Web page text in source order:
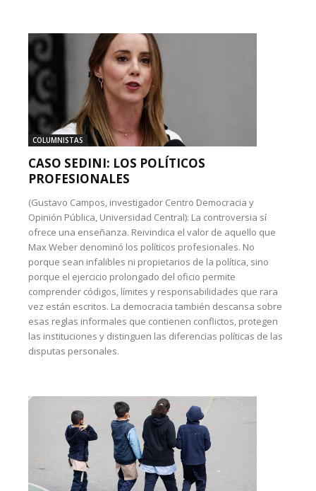
COLUMNISTAS
CASO SEDINI: LOS POLÍTICOS
PROFESIONALES
(Gustavo Campos, investigador Centro Democracia y
Opinión Pública, Universidad Central): La controversia sí
ofrece una enseñanza. Reivindica el valor de aquello que
Max Weber denominó los políticos profesionales. No
porque sean infalibles ni propietarios de la política, sino
porque el ejercicio prolongado del oficio permite
comprender códigos, límites y responsabilidades que rara
vez están escritos. La democracia también descansa sobre
esas reglas informales que contienen conflictos, protegen
las instituciones y distinguen las diferencias políticas de las
disputas personales.